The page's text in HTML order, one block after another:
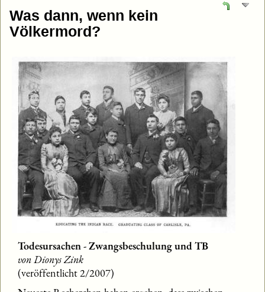
Was dann, wenn kein
Völkermord?
Todesursachen - Zwangsbeschulung und TB
von Dionys Zink
(veröffentlicht 2/2007)